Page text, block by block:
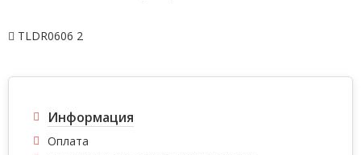
TLDR0606 2
Информация
Оплата